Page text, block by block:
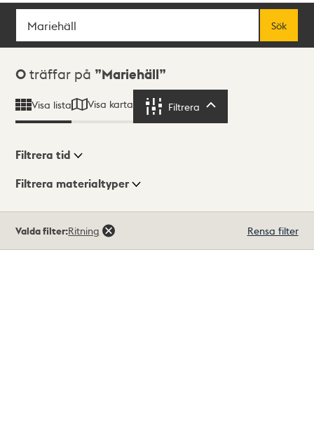
Sök
Sök
Sökresultat
0 träffar på Mariehäll
Visa lista Visa karta Filtrera
Visningsläge
Filtrera tid
Filtrera materialtyper
träffar
Valda filter:Ritning Rensa filter